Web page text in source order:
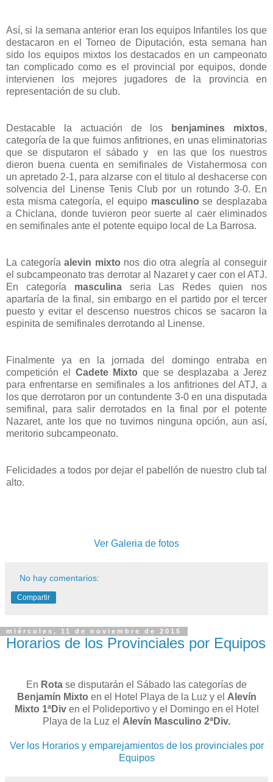
Así, si la semana anterior eran los equipos Infantiles los que
destacaron en el Torneo de Diputación, esta semana han
sido los equipos mixtos los destacados en un campeonato
tan complicado como es el provincial por equipos, donde
intervienen los mejores jugadores de la provincia en
representación de su club.
Destacable la actuación de los benjamines mixtos,
categoría de la que fuimos anfitriones, en unas eliminatorias
que se disputaron el sábado y en las que los nuestros
dieron buena cuenta en semifinales de Vistahermosa con
un apretado 2-1, para alzarse con el titulo al deshacerse con
solvencia del Linense Tenis Club por un rotundo 3-0. En
esta misma categoría, el equipo masculino se desplazaba
a Chiclana, donde tuvieron peor suerte al caer eliminados
en semifinales ante el potente equipo local de La Barrosa.
La categoríaalevin mixto nos dio otra alegría al conseguir
el subcampeonato tras derrotar al Nazaret y caer con el ATJ.
En categoría masculinaseria Las Redes quien nos
apartaría de la final, sin embargo en el partido por el tercer
puesto y evitar el descenso nuestros chicos se sacaron la
espinita de semifinales derrotando al Linense.
Finalmente ya en la jornada del domingo entraba en
competición el Cadete Mixto que se desplazaba a Jerez
para enfrentarse en semifinales a los anfitriones del ATJ, a
los que derrotaron por un contundente 3-0 en una disputada
semifinal, para salir derrotados en la final por el potente
Nazaret, ante los que no tuvimos ninguna opción, aun así,
meritorio subcampeonato.
Felicidades a todos por dejar el pabellón de nuestro club tal
alto.
Ver Galeria de fotos
No hay comentarios:
Compartir
miércoles, 11 de noviembre de 2015
Horarios de los Provinciales por Equipos
En Rota se disputarán el Sábado las categorías de
Benjamín Mixto en el Hotel Playa de la Luz y el Alevín
Mixto 1ªDiven el Polideportivo y el Domingo en el Hotel
Playa de la Luz el Alevín Masculino 2ªDiv.
Ver los Horarios y emparejamientos de los provinciales por
Equipos